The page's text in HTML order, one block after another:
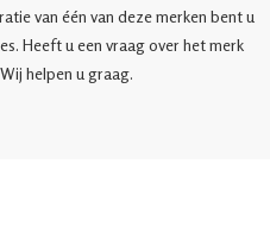
van één van deze merken bent u
Heeft u een vraag over het merk
helpen u graag.